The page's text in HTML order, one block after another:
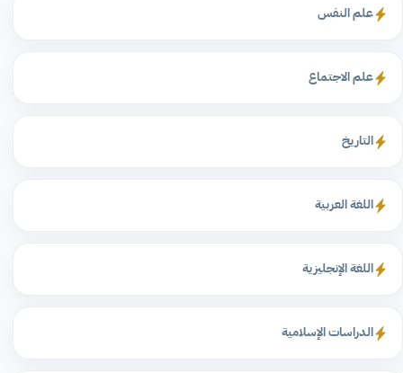
علم النفس
علم الاجتماع
التاريخ
اللغة العربية
اللغة الإنجليزية
الدراسات الإسلامية